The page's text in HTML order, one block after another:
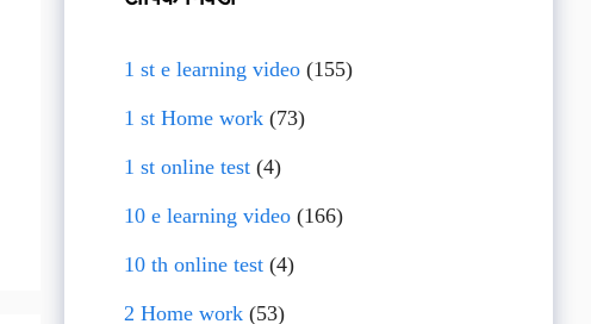
1 st e learning video(155)
1 st Home work(73)
1 st online test(4)
10 e learning video(166)
10 th online test(4)
2 Home work(53)